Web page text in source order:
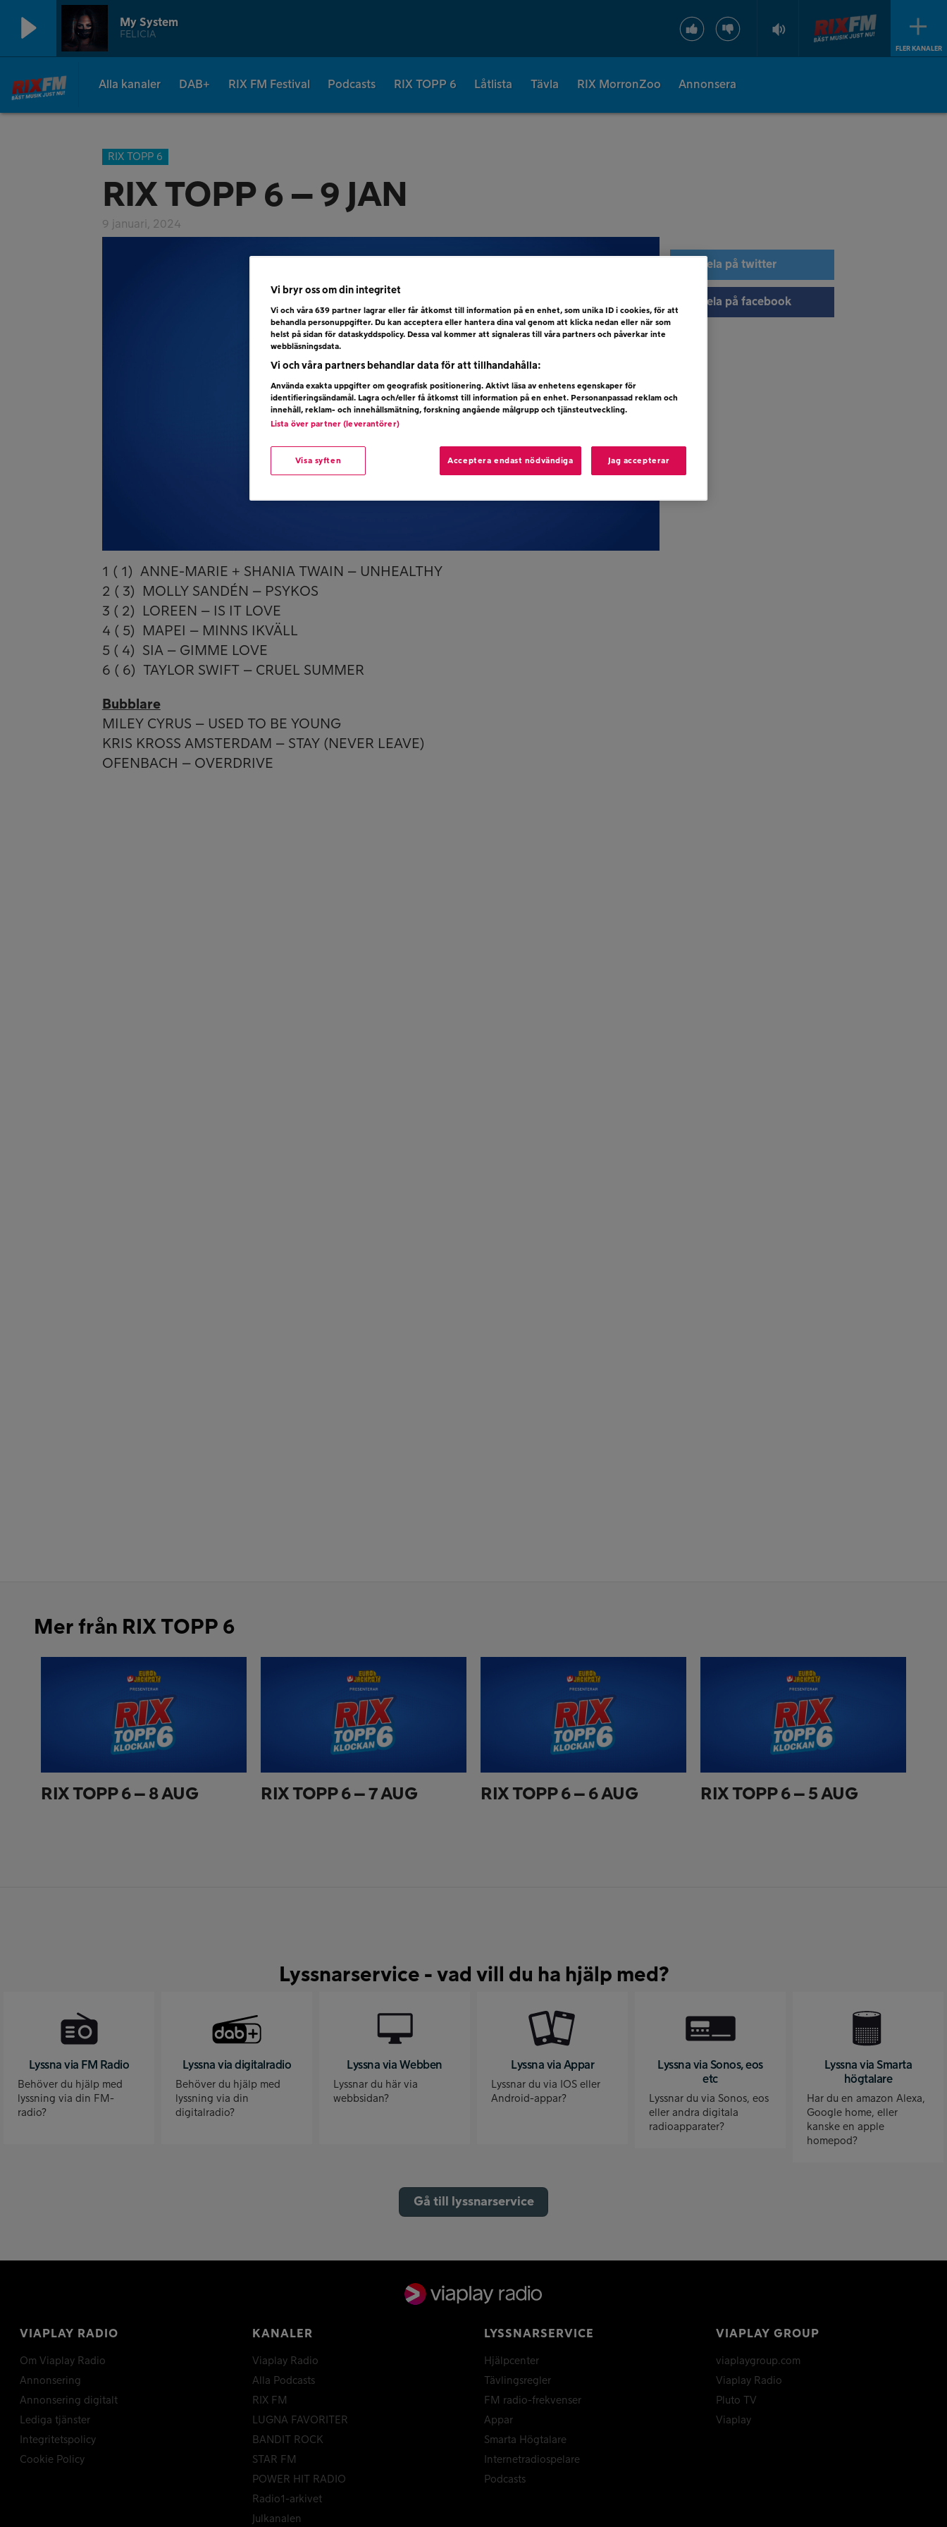
My System
FELICIA
FLER KANALER
Alla kanaler DAB+ RIX FM Festival Podcasts RIX TOPP 6 Låtlista Tävla RIX MorronZoo Annonsera
RIX TOPP 6
RIX TOPP 6 – 9 JAN
9 januari, 2024
1 ( 1) ANNE-MARIE + SHANIA TWAIN – UNHEALTHY
2 ( 3) MOLLY SANDÉN – PSYKOS
3 ( 2) LOREEN – IS IT LOVE
4 ( 5) MAPEI – MINNS IKVÄLL
5 ( 4) SIA – GIMME LOVE
6 ( 6) TAYLOR SWIFT – CRUEL SUMMER
Bubblare
MILEY CYRUS – USED TO BE YOUNG
KRIS KROSS AMSTERDAM – STAY (NEVER LEAVE)
OFENBACH – OVERDRIVE
Dela på twitter
Dela på facebook
Mer från RIX TOPP 6
RIX TOPP 6 – 8 AUG RIX TOPP 6 – 7 AUG RIX TOPP 6 – 6 AUG RIX TOPP 6 – 5 AUG
Lyssnarservice - vad vill du ha hjälp med?
Lyssna via FM Radio
Behöver du hjälp med
lyssning via din FM-
radio?
Lyssna via digitalradio
Behöver du hjälp med
lyssning via din
digitalradio?
Lyssna via Webben
Lyssnar du här via
webbsidan?
Lyssna via Appar
Lyssnar du via IOS eller
Android-appar?
Lyssna via Sonos, eos
etc
Lyssnar du via Sonos, eos
eller andra digitala
radioapparater?
Lyssna via Smarta
högtalare
Har du en amazon Alexa,
Google home, eller
kanske en apple
homepod?
Gå till lyssnarservice
VIAPLAY RADIO
Om Viaplay Radio
Annonsering
Annonsering digitalt
Lediga tjänster
Integritetspolicy
Cookie Policy
KANALER
Viaplay Radio
Alla Podcasts
RIX FM
LUGNA FAVORITER
BANDIT ROCK
STAR FM
POWER HIT RADIO
Radio1-arkivet
Julkanalen
LYSSNARSERVICE
Hjälpcenter
Tävlingsregler
FM radio-frekvenser
Appar
Smarta Högtalare
Internetradiospelare
Podcasts
VIAPLAY GROUP
viaplaygroup.com
Viaplay Radio
Pluto TV
Viaplay
Vi bryr oss om din integritet
Vi och våra 639 partner lagrar eller får åtkomst till information på en enhet, som unika ID i cookies, för att
behandla personuppgifter. Du kan acceptera eller hantera dina val genom att klicka nedan eller när som
helst på sidan för dataskyddspolicy. Dessa val kommer att signaleras till våra partners och påverkar inte
webbläsningsdata.
Vi och våra partners behandlar data för att tillhandahålla:
Använda exakta uppgifter om geografisk positionering. Aktivt läsa av enhetens egenskaper för
identifieringsändamål. Lagra och/eller få åtkomst till information på en enhet. Personanpassad reklam och
innehåll, reklam- och innehållsmätning, forskning angående målgrupp och tjänsteutveckling.
Lista över partner (leverantörer)
Acceptera endast nödvändiga Jag accepterar
Visa syften